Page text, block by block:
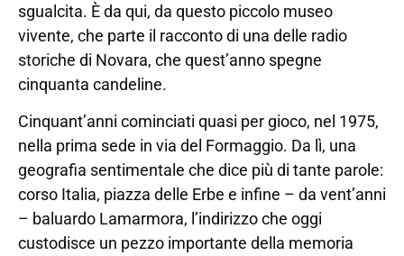
sgualcita. È da qui, da questo piccolo museo
vivente, che parte il racconto di una delle radio
storiche di Novara, che quest’anno spegne
cinquanta candeline.
Cinquant’anni cominciati quasi per gioco, nel 1975,
nella prima sede in via del Formaggio. Da lì, una
geografia sentimentale che dice più di tante parole:
corso Italia, piazza delle Erbe e infine – da vent’anni
– baluardo Lamarmora, l’indirizzo che oggi
custodisce un pezzo importante della memoria